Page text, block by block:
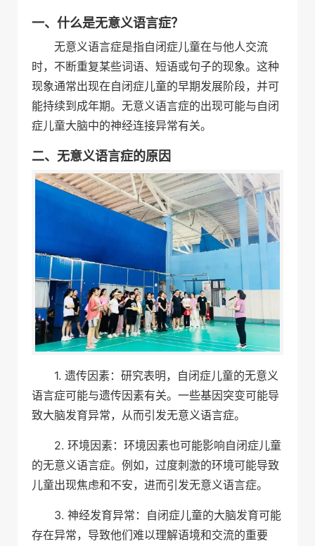
一、什么是无意义语言症？
无意义语言症是指自闭症儿童在与他人交流
时，不断重复某些词语、短语或句子的现象。这种
现象通常出现在自闭症儿童的早期发展阶段，并可
能持续到成年期。无意义语言症的出现可能与自闭
症儿童大脑中的神经连接异常有关。
二、无意义语言症的原因
1. 遗传因素：研究表明，自闭症儿童的无意义
语言症可能与遗传因素有关。一些基因突变可能导
致大脑发育异常，从而引发无意义语言症。
2. 环境因素：环境因素也可能影响自闭症儿童
的无意义语言症。例如，过度刺激的环境可能导致
儿童出现焦虑和不安，进而引发无意义语言症。
3. 神经发育异常：自闭症儿童的大脑发育可能
存在异常，导致他们难以理解语境和交流的重要